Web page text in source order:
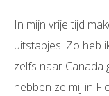
In mijn vrije tijd
uitstapjes. Zo heb
zelfs naar Canada
hebben ze mij in